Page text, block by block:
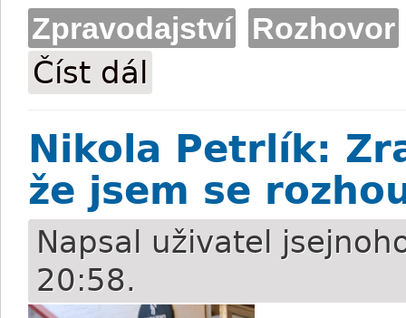
Zpravodajství Rozhovor
Číst dál
Nikola Petrlík:
že jsem se
Napsal uživatel
20:58.